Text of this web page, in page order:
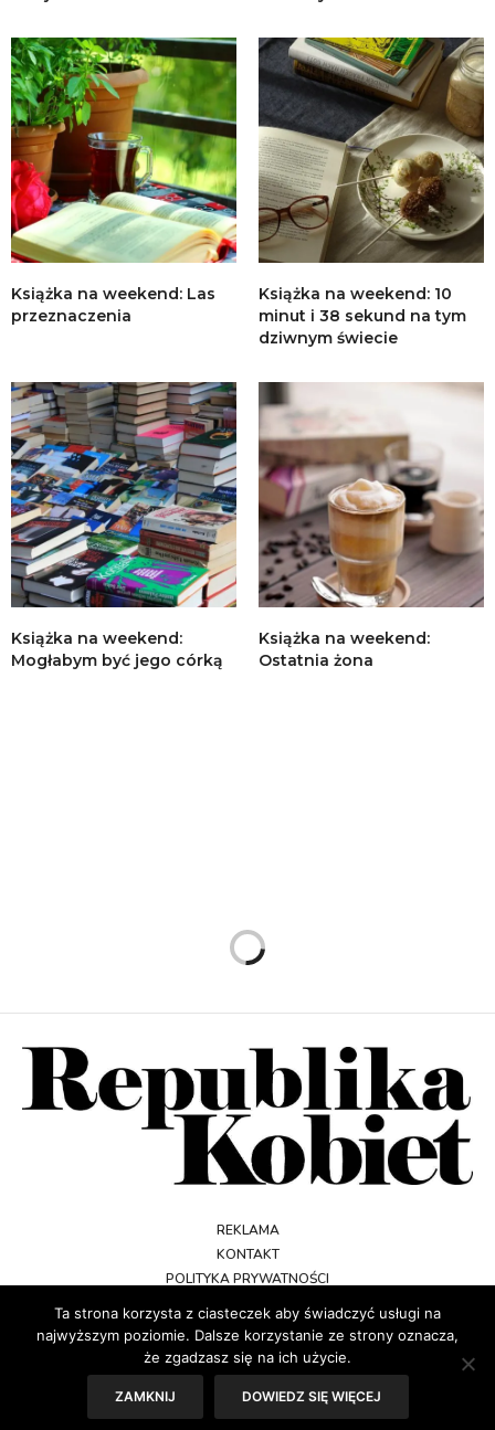
Książka na weekend: Las
przeznaczenia
Książka na weekend: 10
minut i 38 sekund na tym
dziwnym świecie
Książka na weekend:
Mogłabym być jego córką
Książka na weekend:
Ostatnia żona
REKLAMA
KONTAKT
POLITYKA PRYWATNOŚCI
Ta strona korzysta z ciasteczek aby świadczyć usługi na
najwyższym poziomie. Dalsze korzystanie ze strony oznacza,
że zgadzasz się na ich użycie.
ZAMKNIJ DOWIEDZ SIĘ WIĘCEJ